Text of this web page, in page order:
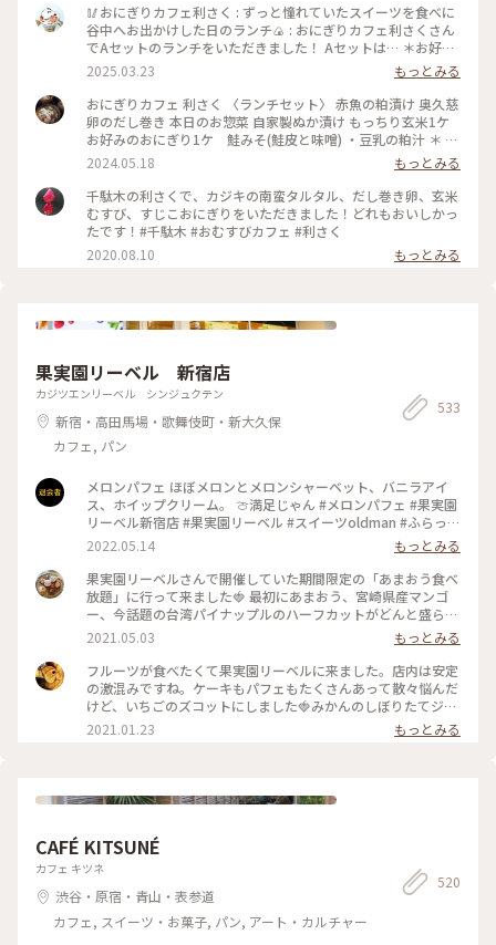
🥢おにぎりカフェ利さく : ずっと憧れていたスイーツを食べに
谷中へお出かけした日のランチ🍙 : おにぎりカフェ利さくさん
でAセットのランチをいただきました！ Aセットは… ＊お好み
のおにぎり2個 ＊お好みのスープ を選べて¥900でした✨ おに
ぎりは30種類ほどあり、注文が入ってから作ってくれるシステ
ムです🍙 とにかく種類が多いので、気になるおにぎりがたく
さん🤤 迷いに迷って、『炙りみそにぎり』と『クリームチーズ
たらこ』を選びました！ おにぎり屋さんのおにぎり…✨ お米
や海苔、塩などの素材、炊き方にもこだわっていてとっても美
味しかったです♡ スープは季節限定の『豆乳の粕汁』を選び
ました！ まろやかで優しい味で美味しかった😌 : スイーツをい
ただく予定があったのでお昼は控えめに。 それでも、意外と
お腹いっぱいになりました🎵 : お店は千駄木駅の近くで行きや
すいです🌟 平日のお休みの日に行きましたが、意外と混んで
いて20分くらい待って座れました。 外国人の方が多かった
#milkのミルキーな毎日
2025.03.23
もっとみる
おにぎりカフェ 利さく 〈ランチセット〉 赤魚の粕漬け 奥久慈
卵のだし巻き 本日のお惣菜 自家製ぬか漬け もっちり玄米1ケ
お好みのおにぎり1ケ 鮭みそ(鮭皮と味噌) ・豆乳の粕汁 ＊ お
久しぶりのおにぎりランチ☆ 千駄木駅近くの「おにぎりカフ
ェ 利さく」へ…☆ おにぎりと小鉢いろいろの お得なランチセ
ット☆ お好みのおにぎり1ケには 悩んだ末に鮭みそ(鮭皮と味
噌)を☆ 赤魚の粕漬けやだし巻き 小松菜のお浸し ぬか漬け ど
れもおいしくホッとする味わい☆ 鮭みそのおにぎりも もちろ
んおいしかったですが もっちり玄米がまた たまらなく味わい
深いおいしさ☆☆☆ やっぱり おにぎり屋さんのおにぎりはお
2024.05.18
もっとみる
千駄木の利さくで、カジキの南蛮タルタル、だし巻き卵、玄米
むすび、すじこおにぎりをいただきました！どれもおいしかっ
たです！#千駄木 #おむすびカフェ #利さく
2020.08.10
もっとみる
果実園リーベル 新宿店
カジツエンリーベル シンジュクテン
新宿・高田馬場・歌舞伎町・新大久保
カフェ, パン
533
メロンパフェ ほぼメロンとメロンシャーベット、バニラアイ
ス、ホイップクリーム。 🍈満足じゃん #メロンパフェ #果実園
リーベル新宿店 #果実園リーベル #スイーツoldman #ふらっと
クリス
2022.05.14
もっとみる
果実園リーベルさんで開催していた期間限定の「あまおう食べ
放題」に行って来ました🍓 最初にあまおう、宮崎県産マンゴ
ー、今話題の台湾パイナップルのハーフカットがどんと盛られ
たプレートが出てきて私も友達もびっくり。あまおうはもちろ
んのこと、マンゴーとパイナップルも甘々に完熟していて美味
しかった〜！ あまおうプレート、パスタ、アイス、あまおう
とマンゴーのフルーツサンドは食べ放題です。フルーツサンド
の虜になってしまい、後半はひたすらフルーツサンドばかり食
べてました笑。お値段はそこそこしますが内容を考えるとかな
り満足度は高いです！ #果実園#果実園リーベル#あまおう#マ
2021.05.03
もっとみる
フルーツが食べたくて果実園リーベルに来ました。店内は安定
の激混みですね。ケーキもパフェもたくさんあって散々悩んだ
けど、いちごのズコットにしました🍓みかんのしぼりたてジュ
ースもおいしかった🍊 #果実園リーベル #いちご #ケーキ #新
宿
2021.01.23 もっとみる
CAFÉ KITSUNÉ
カフェ キツネ
渋谷・原宿・青山・表参道
カフェ, スイーツ・お菓子, パン, アート・カルチャー
520